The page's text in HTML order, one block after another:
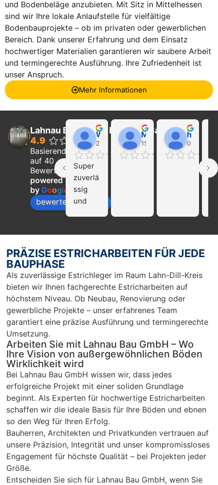
und Bodenbeläge anzubieten. Mit Sitz in Mittelhessen
sind wir Ihre lokale Anlaufstelle für vielfältige
Bodenbauprojekte – ob im privaten oder gewerblichen
Bereich. Dank unserer Erfahrung und dem Einsatz
hochwertiger Materialien garantieren wir saubere Arbeit
und termingerechte Ausführung. Ihre Zufriedenheit ist
unser Anspruch.
Mehr Informationen
Lahnau Bau GmbH Estrich & Sanierung
4.9
Basierend
auf 40
Bewertungen
powered
by Google
bewerte uns auf
Walter Wider
22:21 01 Feb 24
Super
zuverlä
ssig
und
Nur zu
empfeh
len…
Marcel Becker
15:39 31 Jan 24
hayat Nikolaeva
00:29 16
PRÄZISE ESTRICHARBEITEN FÜR JEDE
BAUPHASE
Als zuverlässige Estrichleger im Raum Lahn-Dill-Kreis
bieten wir Ihnen fachgerechte Estricharbeiten auf
höchstem Niveau. Ob Neubau, Renovierung oder
gewerbliche Projekte – unser erfahrenes Team
garantiert eine präzise Ausführung und termingerechte
Umsetzung.
Arbeiten Sie mit Lahnau Bau GmbH – Wo
Ihre Vision von außergewöhnlichen Böden
Wirklichkeit wird
Bei Lahnau Bau GmbH wissen wir, dass jedes
erfolgreiche Projekt mit einer soliden Grundlage
beginnt. Als Experten für hochwertige Estricharbeiten
schaffen wir die ideale Basis für Ihre Böden und ebnen
so den Weg für Ihren Erfolg.
Bauherren, Architekten und Privatkunden vertrauen auf
unsere Präzision, Integrität und unser kompromissloses
Engagement für höchste Qualität – bei Projekten jeder
Größe.
Entscheiden Sie sich für Lahnau Bau GmbH, wenn Sie